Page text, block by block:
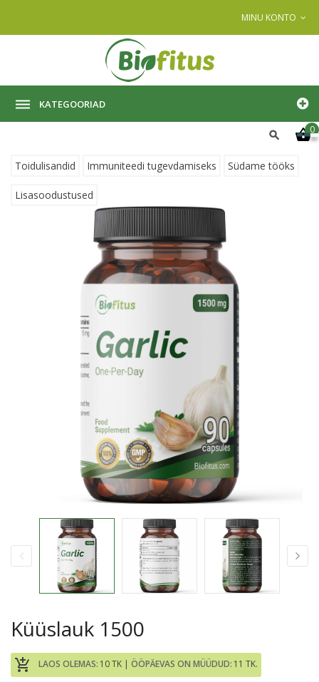
MINU KONTO
KATEGOORIAD
0
Toidulisandid Immuniteedi tugevdamiseks Südame tööks
Lisasoodustused
Küüslauk 1500
add_shopping_cart LAOS OLEMAS: 10 TK | ÖÖPÄEVAS ON MÜÜDUD: 11 TK.